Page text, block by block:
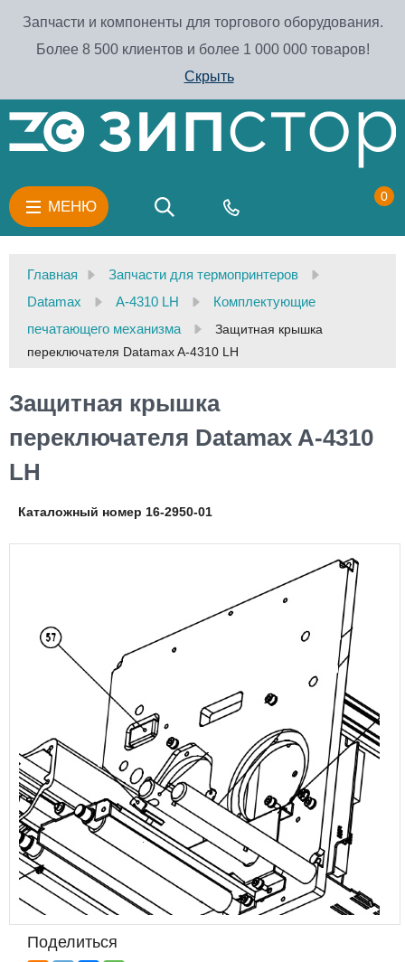
Запчасти и компоненты для торгового оборудования.
Более 8 500 клиентов и более 1 000 000 товаров!
Скрыть
МЕНЮ
0
Главная
Запчасти для термопринтеров
Datamax
A-4310 LH
Комплектующие
печатающего механизма
Защитная крышка
переключателя Datamax A-4310 LH
Защитная крышка
переключателя Datamax A-4310
LH
Каталожный номер 16-2950-01
Поделиться